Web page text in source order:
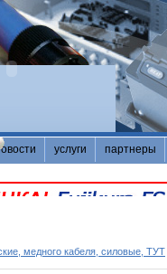
услуги партнеры
медного кабеля, силовые, ТУТ